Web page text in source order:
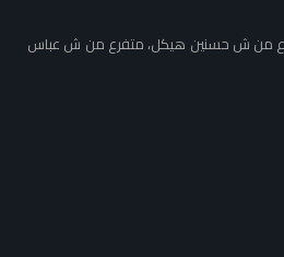
من ش حسنين هيكل، متفرع من ش عباس